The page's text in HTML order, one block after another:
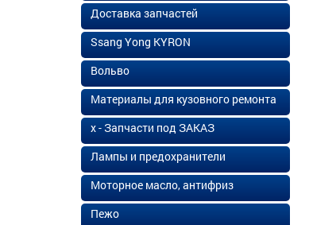
Доставка запчастей
Ssang Yong KYRON
Вольво
Материалы для кузовного ремонта
х - Запчасти под ЗАКАЗ
Лампы и предохранители
Моторное масло, антифриз
Пежо